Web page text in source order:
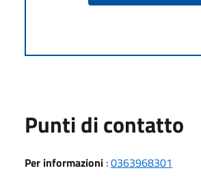
Punti di contatto
Per informazioni :0363968301